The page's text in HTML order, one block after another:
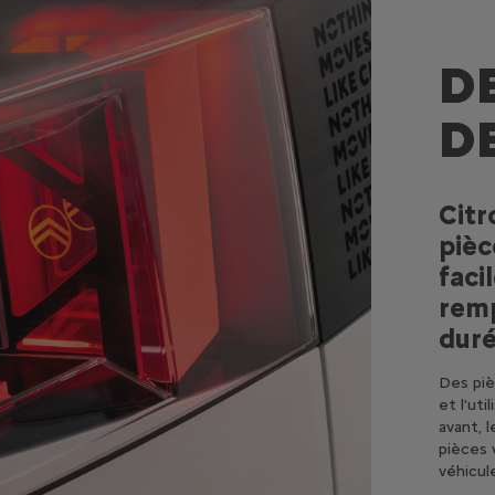
Des
et
avant,
pièces